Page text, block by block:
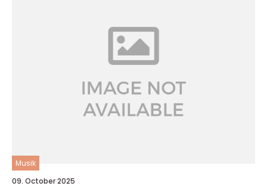
Musik
09. October 2025